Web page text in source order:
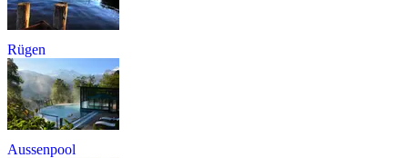
Rügen
Aussenpool